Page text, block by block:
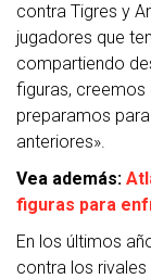
contra Tigres y
jugadores que
compartiendo
figuras,
preparamos
anteriores».
Vea además:
figuras para
En los últimos
contra los